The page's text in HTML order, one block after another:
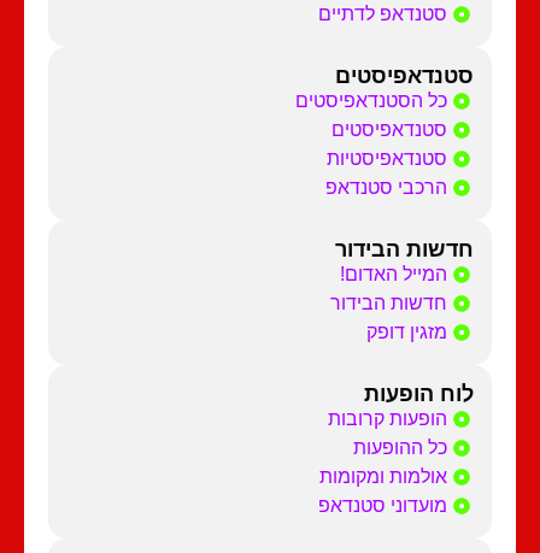
סטנדאפ לדתיים
סטנדאפיסטים
כל הסטנדאפיסטים
סטנדאפיסטים
סטנדאפיסטיות
הרכבי סטנדאפ
חדשות הבידור
המייל האדום!
חדשות הבידור
מזגין דופק
לוח הופעות
הופעות קרובות
כל ההופעות
אולמות ומקומות
מועדוני סטנדאפ